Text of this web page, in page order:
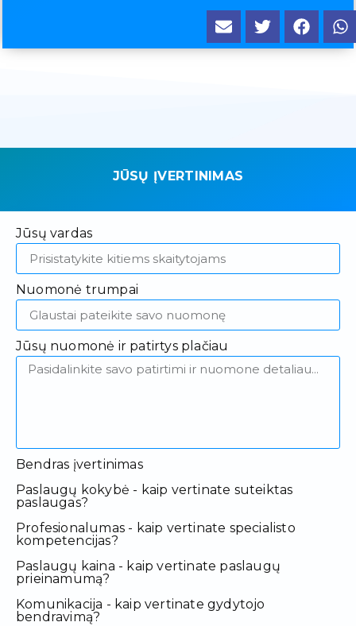
JŪSŲ ĮVERTINIMAS
Jūsų vardas
Nuomonė trumpai
Jūsų nuomonė ir patirtys plačiau
Bendras įvertinimas
Paslaugų kokybė - kaip vertinate suteiktas
paslaugas?
Profesionalumas - kaip vertinate specialisto
kompetencijas?
Paslaugų kaina - kaip vertinate paslaugų
prieinamumą?
Komunikacija - kaip vertinate gydytojo
bendravimą?